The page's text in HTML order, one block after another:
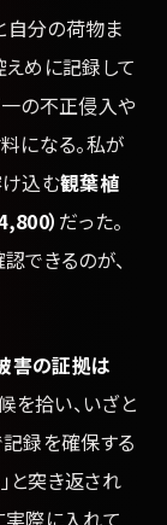
自分の荷物ま
めに記録して
の不正侵入や
になる。私が
込む観葉植
） だった。
できるのが、
害の証拠は
を拾い、いざと
録を確保する
と突き返され
実際に入れて